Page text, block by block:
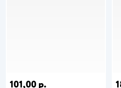
101,00 р.